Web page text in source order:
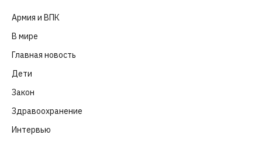
Армия и ВПК
В мире
Главная новость
Дети
Закон
Здравоохранение
Интервью